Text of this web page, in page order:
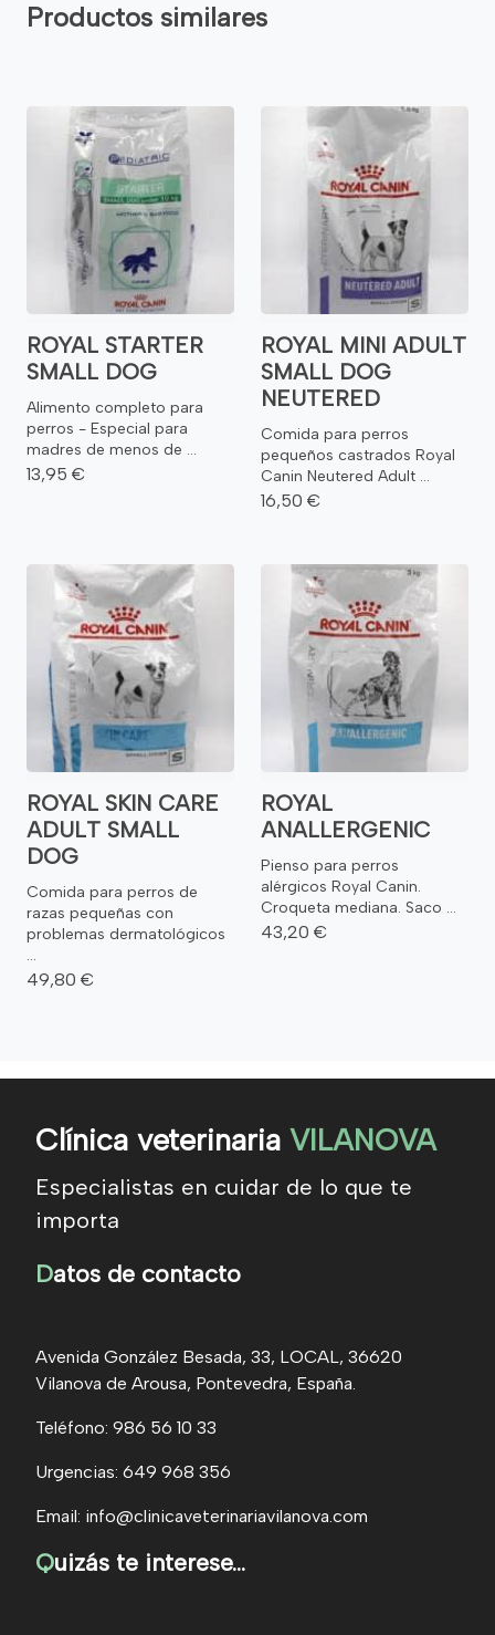
Productos similares
ROYAL STARTER
SMALL DOG
Alimento completo para
perros - Especial para
madres de menos de ...
13,95 €
ROYAL MINI ADULT
SMALL DOG
NEUTERED
Comida para perros
pequeños castrados Royal
Canin Neutered Adult ...
16,50 €
ROYAL SKIN CARE
ADULT SMALL
DOG
Comida para perros de
razas pequeñas con
problemas dermatológicos
...
49,80 €
ROYAL
ANALLERGENIC
Pienso para perros
alérgicos Royal Canin.
Croqueta mediana. Saco ...
43,20 €
Clínica veterinaria VILANOVA
Especialistas en cuidar de lo que te
importa
Datos de contacto
Avenida González Besada, 33, LOCAL, 36620
Vilanova de Arousa, Pontevedra, España.
Teléfono: 986 56 10 33
Urgencias: 649 968 356
Email: info@clinicaveterinariavilanova.com
Quizás te interese...